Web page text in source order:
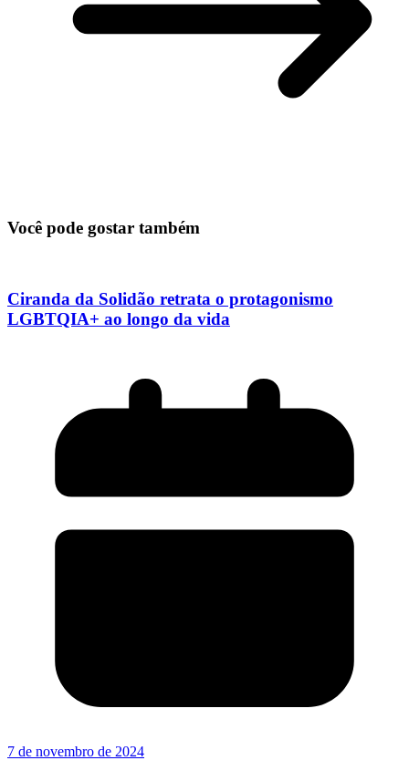
Você pode gostar também
Ciranda da Solidão retrata o protagonismo
LGBTQIA+ ao longo da vida
7 de novembro de 2024